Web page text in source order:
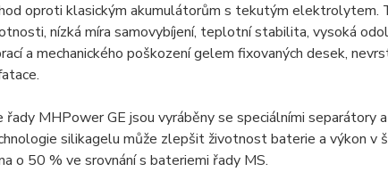
oproti klasickým akumulátorům s tekutým elektrolytem.
nízká míra samovybíjení, teplotní stabilita, vysoká
a mechanického poškození gelem fixovaných desek,
řady MHPower GE jsou vyráběny se speciálními
silikagelu může zlepšit životnost baterie a výkon v
o 50 % ve srovnání s bateriemi řady MS.